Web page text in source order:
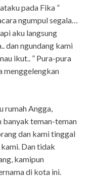
pada Fika ”
ngumpul segala…
aku langsung
dan ngundang kami
ikut.. ” Pura-pura
menggelengkan
rumah Angga,
banyak teman-teman
dan kami tinggal
Dan tidak
kamipun
di kota ini.